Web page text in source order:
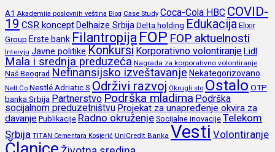
A1 Akademija poslovnih veština Blog Case Study Coca-Cola HBC COVID-
19 CSR konceptDelhaize Srbija Delta holding Edukacija Elixir
Group Erste bank Filantropija FOP FOP aktuelnosti
Intervju Javne politike Konkursi Korporativno volontiranjeLidl
Mala i srednja preduzeća Nagrada za korporativno volontiranje
Naš Beograd Nefinansijsko izveštavanje Nekategorizovano
Nelt Co Nestlé Adriatic S Održivi razvoj Okrugli sto Ostalo OTP
banka Srbija Partnerstvo Podrška mladima Podrška
socijalnom preduzetništvu Projekat za unapređenje okvira za
davanje Publikacije Radno okruženje Socijalne inovacije Telekom
Srbija TITAN Cementara Kosjerić UniCredit Banka Vesti Volontiranje